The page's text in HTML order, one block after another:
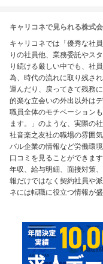
キャリコネで見られる株式
キャリコネでは「優秀な社
りの社員他、業務委託やス
り続ける厳しい中でも、社
為、時代の流れに取り残さ
運んだり、戻ってきて残務
的楽な立会いの外出以外は
職員全体のモチベーション
ます。」のような、実際の
社音楽之友社の職場の雰囲
バル企業の情報など労働環
口コミを見ることができま
年収、給与明細、面接対策
報だけではなく契約社員や
ネには転職に役立つ情報が